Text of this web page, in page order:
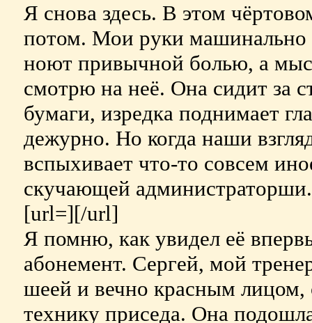
Я снова здесь. В этом
потом. Мои руки машинально
ноют привычной болью, а
смотрю на неё. Она сидит за
бумаги, изредка поднимает
дежурно. Но когда наши
вспыхивает что-то совсем
скучающей
[url=][/url]
Я помню, как увидел её
абонемент. Сергей, мой
шеей и вечно красным лицом,
технику приседа. Она